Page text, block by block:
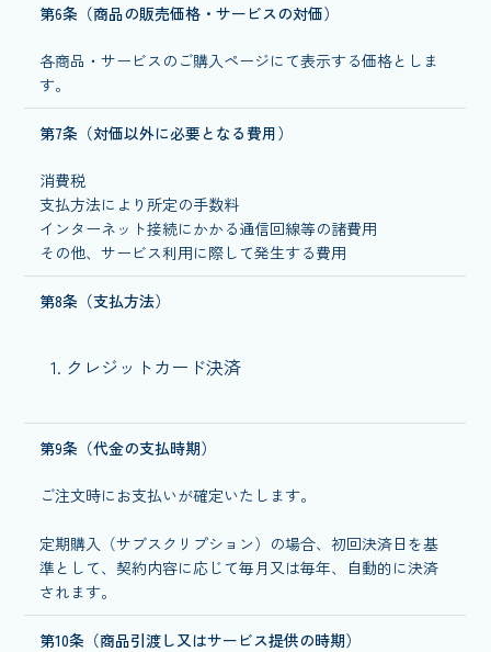
第6条（商品の販売価格・サービスの対価）
各商品・サービスのご購入ページにて表示する価格としま
す。
第7条（対価以外に必要となる費用）
消費税
支払方法により所定の手数料
インターネット接続にかかる通信回線等の諸費用
その他、サービス利用に際して発生する費用
第8条（支払方法）
クレジットカード決済
第9条（代金の支払時期）
ご注文時にお支払いが確定いたします。
定期購入（サブスクリプション）の場合、初回決済日を基
準として、契約内容に応じて毎月又は毎年、自動的に決済
されます。
第10条（商品引渡し又はサービス提供の時期）